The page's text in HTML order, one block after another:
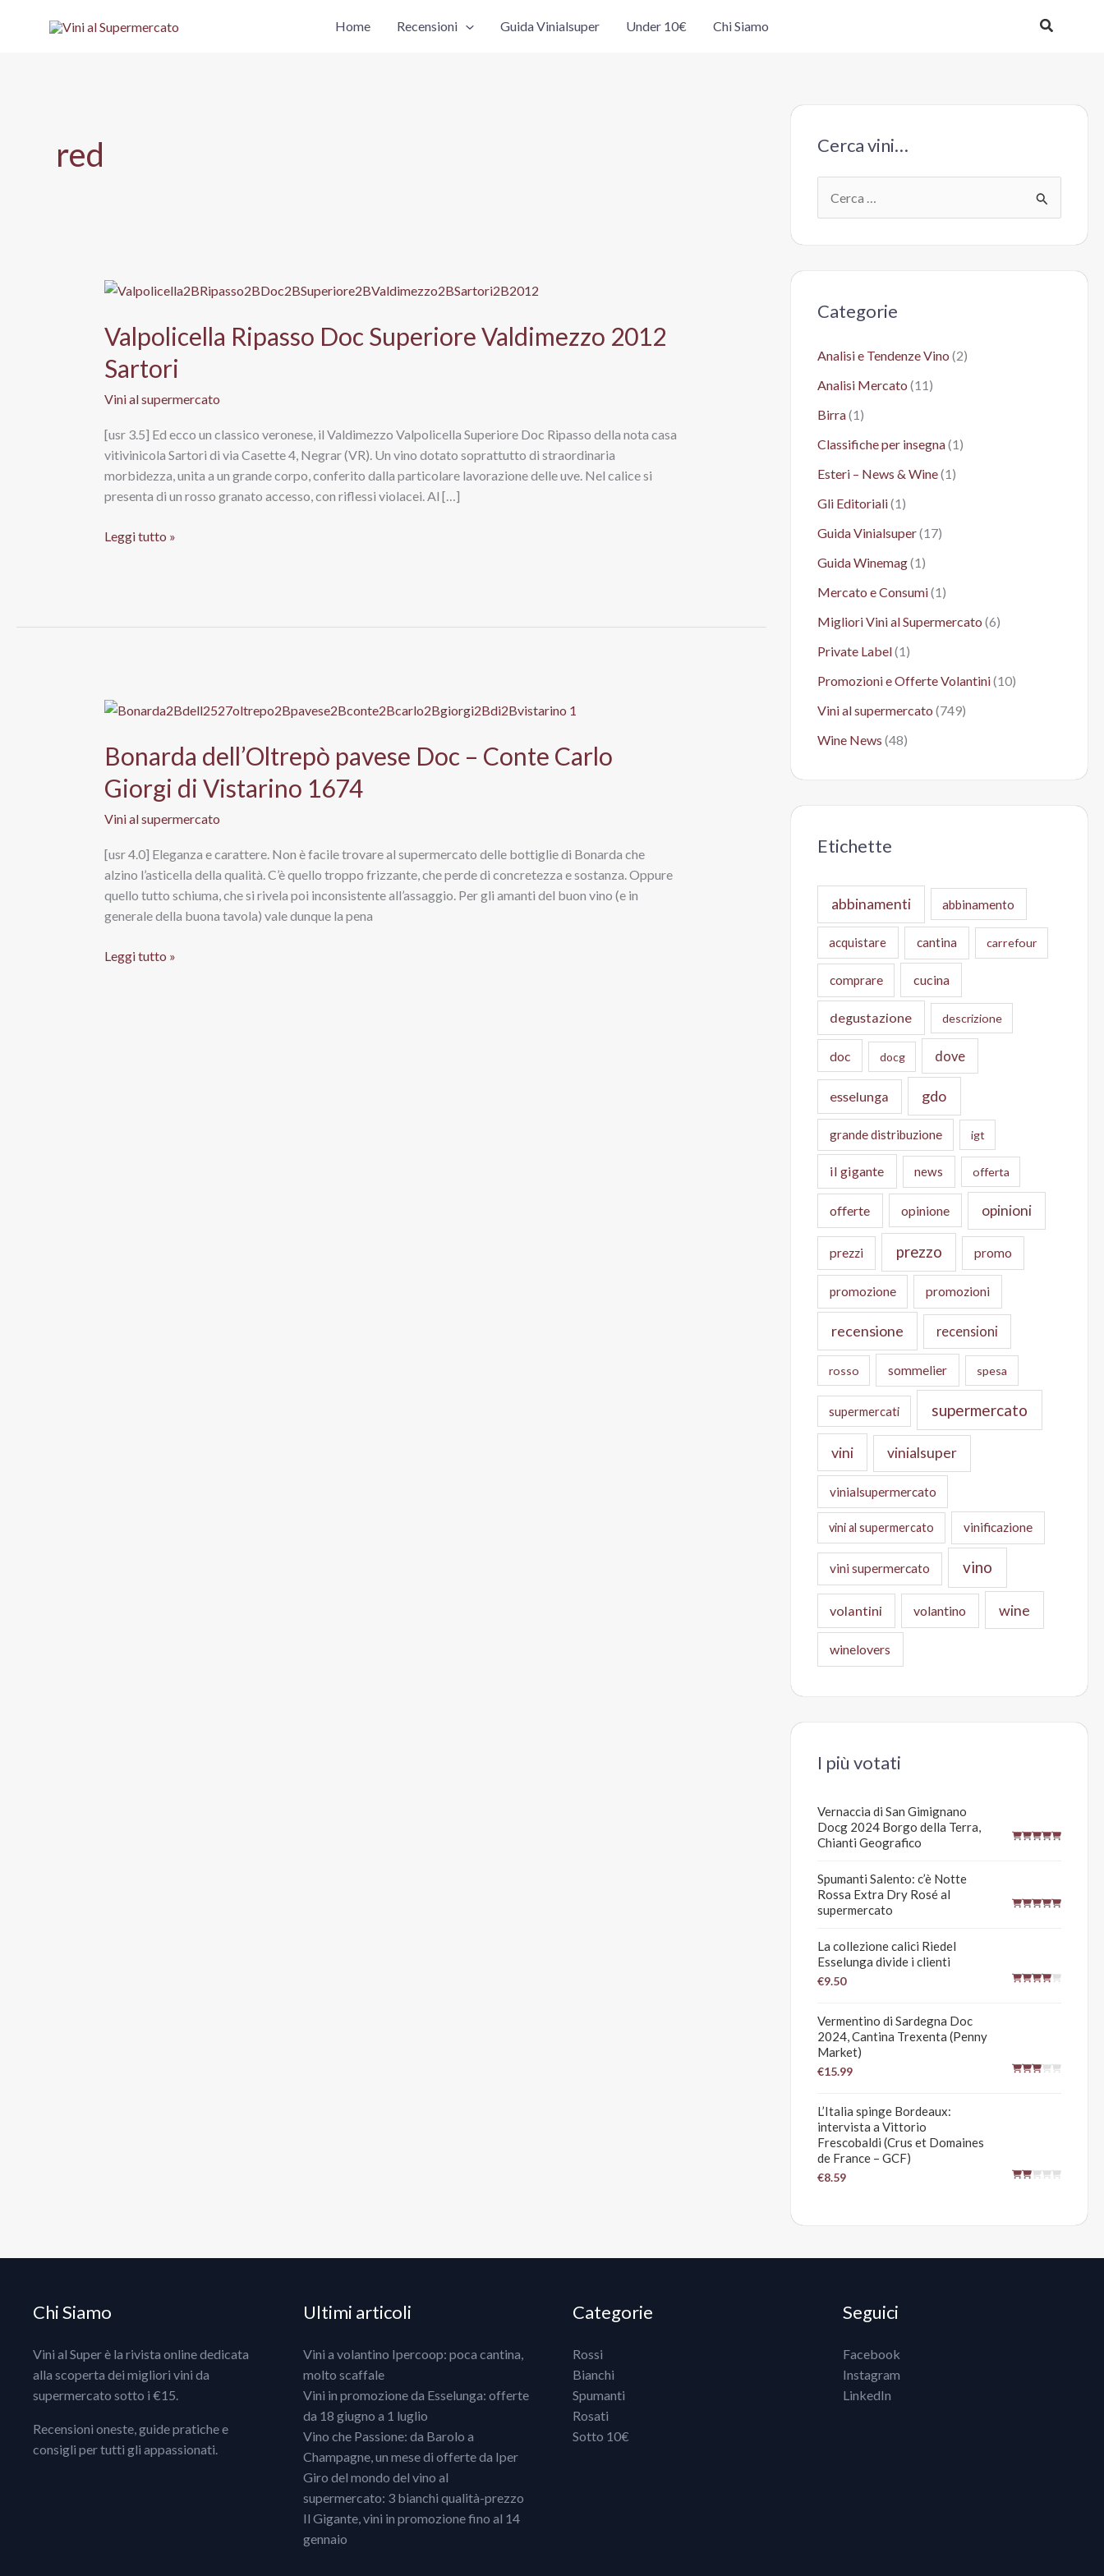
Home Recensioni Guida Vinialsuper Under 10€ Chi Siamo Cerca
red
Valpolicella Ripasso Doc Superiore Valdimezzo 2012
Sartori
Vini al supermercato
[usr 3.5] Ed ecco un classico veronese, il Valdimezzo Valpolicella Superiore Doc Ripasso della nota casa
vitivinicola Sartori di via Casette 4, Negrar (VR). Un vino dotato soprattutto di straordinaria
morbidezza, unita a un grande corpo, conferito dalla particolare lavorazione delle uve. Nel calice si
presenta di un rosso granato accesso, con riflessi violacei. Al […]
Valpolicella
Leggi tutto »
Bonarda dell’Oltrepò pavese Doc – Conte Carlo
Giorgi di Vistarino 1674
Vini al supermercato
[usr 4.0] Eleganza e carattere. Non è facile trovare al supermercato delle bottiglie di Bonarda che
alzino l’asticella della qualità. C’è quello troppo frizzante, che perde di concretezza e sostanza. Oppure
quello tutto schiuma, che si rivela poi inconsistente all’assaggio. Per gli amanti del buon vino (e in
generale della buona tavola) vale dunque la pena
Bonarda
Leggi tutto »
Cerca vini…
e
:Categorie
Analisi e Tendenze Vino (2)
Analisi Mercato (11)
Birra(1)
Classifiche per insegna(1)
Esteri – News & Wine(1)
Gli Editoriali(1)
Guida Vinialsuper(17)
Guida Winemag(1)
Mercato e Consumi(1)
Migliori Vini al Supermercato (6)
Private Label(1)
Promozioni e Offerte Volantini(10)
Vini al supermercato (749)
Wine News (48)
Etichette
abbinamenti abbinamento
acquistare cantina carrefour
comprare cucina
degustazione descrizione
doc docg dove
esselunga gdo
grande distribuzione igt
il gigante news offerta
offerte opinione opinioni
prezzi prezzo promo
promozione promozioni
recensione recensioni
rosso sommelier spesa
supermercati supermercato
vini vinialsuper
vinialsupermercato
vini al supermercato vinificazione
vini supermercato vino
volantini volantino wine
winelovers
I più votati
Vernaccia di San Gimignano
Docg 2024 Borgo della Terra,
Chianti Geografico
Spumanti Salento: c’è Notte
Rossa Extra Dry Rosé al
supermercato
La collezione calici Riedel
Esselunga divide i clienti
€9.50
Vermentino di Sardegna Doc
2024, Cantina Trexenta (Penny
Market)
€15.99
L’Italia spinge Bordeaux:
intervista a Vittorio
Frescobaldi (Crus et Domaines
de France – GCF)
€8.59
Chi Siamo
Vini al Super è la rivista online dedicata
alla scoperta dei migliori vini da
supermercato sotto i €15.
Recensioni oneste, guide pratiche e
consigli per tutti gli appassionati.
Ultimi articoli
Vini a volantino Ipercoop: poca cantina,
molto scaffale
Vini in promozione da Esselunga: offerte
da 18 giugno a 1 luglio
Vino che Passione: da Barolo a
Champagne, un mese di offerte da Iper
Giro del mondo del vino al
supermercato: 3 bianchi qualità-prezzo
Il Gigante, vini in promozione fino al 14
gennaio
Categorie
Rossi
Bianchi
Spumanti
Rosati
Sotto 10€
Seguici
Facebook
Instagram
LinkedIn